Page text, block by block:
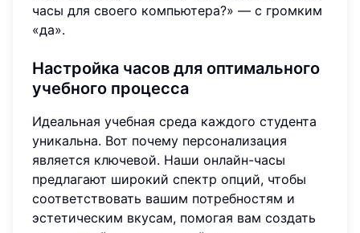
часы для своего компьютера?» — с громким
«да».
Настройка часов для оптимального
учебного процесса
Идеальная учебная среда каждого студента
уникальна. Вот почему персонализация
является ключевой. Наши онлайн-часы
предлагают широкий спектр опций, чтобы
соответствовать вашим потребностям и
эстетическим вкусам, помогая вам создать